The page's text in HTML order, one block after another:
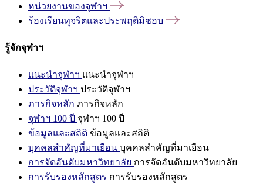
หน่วยงานของจุฬาฯ
ร้องเรียนทุจริตและประพฤติมิชอบ
รู้จักจุฬาฯ
แนะนำจุฬาฯ แนะนำจุฬาฯ
ประวัติจุฬาฯ ประวัติจุฬาฯ
ภารกิจหลัก ภารกิจหลัก
จุฬาฯ 100 ปี จุฬาฯ 100 ปี
ข้อมูลและสถิติ ข้อมูลและสถิติ
บุคคลสำคัญที่มาเยือน บุคคลสำคัญที่มาเยือน
การจัดอันดับมหาวิทยาลัย การจัดอันดับมหาวิทยาลัย
การรับรองหลักสูตร การรับรองหลักสูตร